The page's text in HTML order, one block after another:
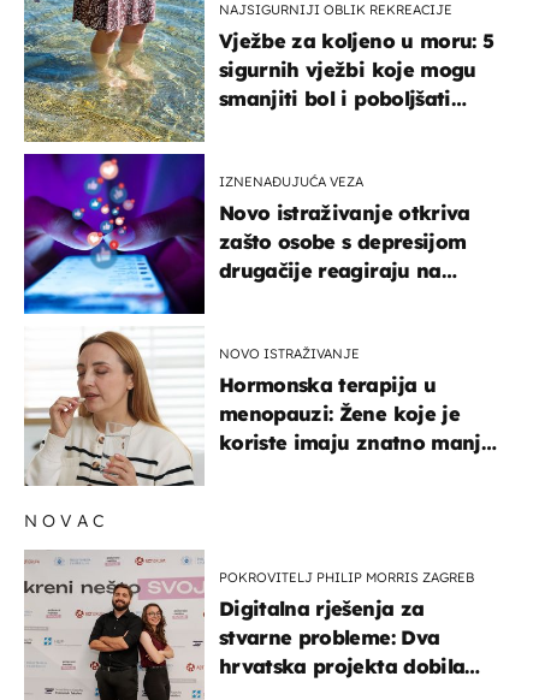
NAJSIGURNIJI OBLIK REKREACIJE
Vježbe za koljeno u moru: 5
sigurnih vježbi koje mogu
smanjiti bol i poboljšati
IZNENAĐUJUĆA VEZA
Novo istraživanje otkriva
zašto osobe s depresijom
drugačije reagiraju na
NOVO ISTRAŽIVANJE
Hormonska terapija u
menopauzi: Žene koje je
koriste imaju znatno manji
NOVAC
POKROVITELJ PHILIP MORRIS ZAGREB
Digitalna rješenja za
stvarne probleme: Dva
hrvatska projekta dobila